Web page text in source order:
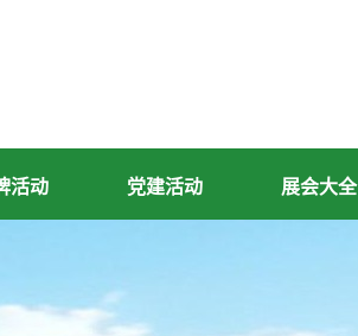
活动 党建活动 展会大全